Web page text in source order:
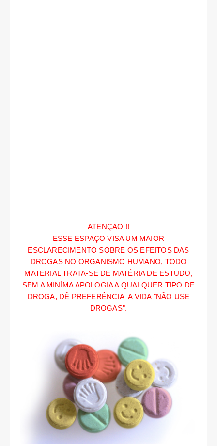
ATENÇÃO!!!
ESSE ESPAÇO VISA UM MAIOR
ESCLARECIMENTO SOBRE OS EFEITOS DAS
DROGAS NO ORGANISMO HUMANO, TODO
MATERIAL TRATA-SE DE MATÉRIA DE ESTUDO,
SEM A MINÍMA APOLOGIA A QUALQUER TIPO DE
DROGA, DÊ PREFERÊNCIA A VIDA "NÃO USE
DROGAS".